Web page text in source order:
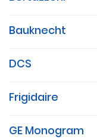
Bauknecht
DCS
Frigidaire
GE Monogram